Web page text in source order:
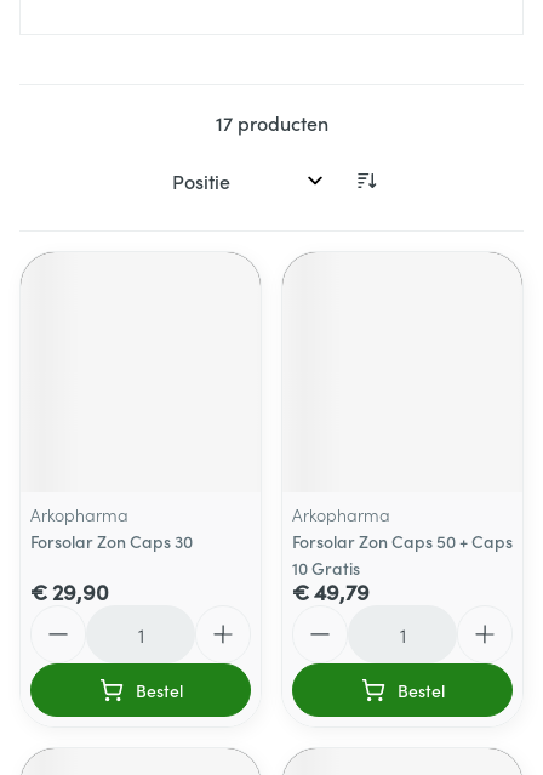
17producten
Sorteer op:
Arkopharma
Forsolar Zon Caps 30
€ 29,90
Bestel
Arkopharma
Forsolar Zon Caps 50 + Caps
10 Gratis
€ 49,79
Bestel